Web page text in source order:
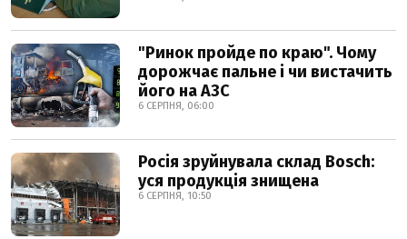
"Ринок пройде по краю". Чому
дорожчає пальне і чи вистачить
його на АЗС
6 СЕРПНЯ, 06:00
Росія зруйнувала склад Bosch:
уся продукція знищена
6 СЕРПНЯ, 10:50